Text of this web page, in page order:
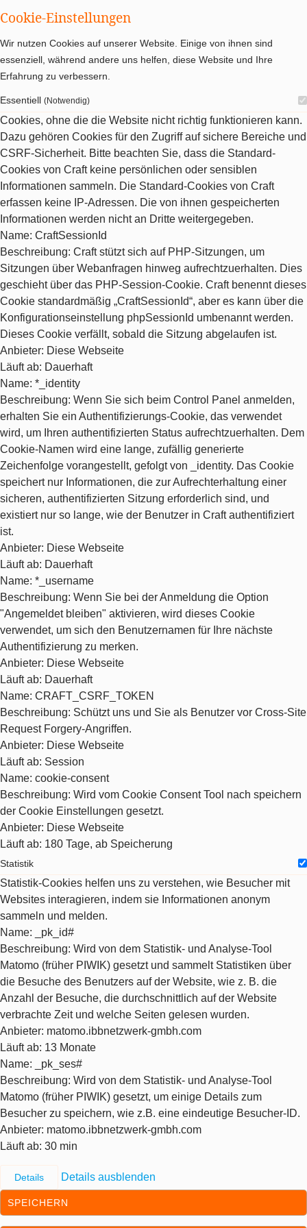
Cookie-Einstellungen
Wir nutzen Cookies auf unserer Website. Einige von ihnen sind
essenziell, während andere uns helfen, diese Website und Ihre
Erfahrung zu verbessern.
Essentiell (Notwendig)
Cookies, ohne die die Website nicht richtig funktionieren kann.
Dazu gehören Cookies für den Zugriff auf sichere Bereiche und
CSRF-Sicherheit. Bitte beachten Sie, dass die Standard-
Cookies von Craft keine persönlichen oder sensiblen
Informationen sammeln. Die Standard-Cookies von Craft
erfassen keine IP-Adressen. Die von ihnen gespeicherten
Informationen werden nicht an Dritte weitergegeben.
Name: CraftSessionId
Beschreibung: Craft stützt sich auf PHP-Sitzungen, um
Sitzungen über Webanfragen hinweg aufrechtzuerhalten. Dies
geschieht über das PHP-Session-Cookie. Craft benennt dieses
Cookie standardmäßig „CraftSessionId“, aber es kann über die
Konfigurationseinstellung phpSessionId umbenannt werden.
Dieses Cookie verfällt, sobald die Sitzung abgelaufen ist.
Anbieter: Diese Webseite
Läuft ab: Dauerhaft
Name: *_identity
Beschreibung: Wenn Sie sich beim Control Panel anmelden,
erhalten Sie ein Authentifizierungs-Cookie, das verwendet
wird, um Ihren authentifizierten Status aufrechtzuerhalten. Dem
Cookie-Namen wird eine lange, zufällig generierte
Zeichenfolge vorangestellt, gefolgt von _identity. Das Cookie
speichert nur Informationen, die zur Aufrechterhaltung einer
sicheren, authentifizierten Sitzung erforderlich sind, und
existiert nur so lange, wie der Benutzer in Craft authentifiziert
ist.
Anbieter: Diese Webseite
Läuft ab: Dauerhaft
Name: *_username
Beschreibung: Wenn Sie bei der Anmeldung die Option
"Angemeldet bleiben" aktivieren, wird dieses Cookie
verwendet, um sich den Benutzernamen für Ihre nächste
Authentifizierung zu merken.
Anbieter: Diese Webseite
Läuft ab: Dauerhaft
Name: CRAFT_CSRF_TOKEN
Beschreibung: Schützt uns und Sie als Benutzer vor Cross-Site
Request Forgery-Angriffen.
Anbieter: Diese Webseite
Läuft ab: Session
Name: cookie-consent
Beschreibung: Wird vom Cookie Consent Tool nach speichern
der Cookie Einstellungen gesetzt.
Anbieter: Diese Webseite
Läuft ab: 180 Tage, ab Speicherung
Statistik
Statistik-Cookies helfen uns zu verstehen, wie Besucher mit
Websites interagieren, indem sie Informationen anonym
sammeln und melden.
Name: _pk_id#
Beschreibung: Wird von dem Statistik- und Analyse-Tool
Matomo (früher PIWIK) gesetzt und sammelt Statistiken über
die Besuche des Benutzers auf der Website, wie z. B. die
Anzahl der Besuche, die durchschnittlich auf der Website
verbrachte Zeit und welche Seiten gelesen wurden.
Anbieter: matomo.ibbnetzwerk-gmbh.com
Läuft ab: 13 Monate
Name: _pk_ses#
Beschreibung: Wird von dem Statistik- und Analyse-Tool
Matomo (früher PIWIK) gesetzt, um einige Details zum
Besucher zu speichern, wie z.B. eine eindeutige Besucher-ID.
Anbieter: matomo.ibbnetzwerk-gmbh.com
Läuft ab: 30 min
Details Details ausblenden
SPEICHERN